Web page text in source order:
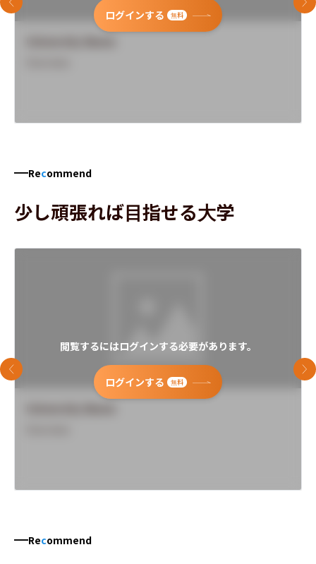
ログインする 無料
前のスライド 次
Recommend
少し頑張れば目指せる大学
閲覧するにはログインする必要があります。
ログインする 無料
前のスライド 次
Recommend